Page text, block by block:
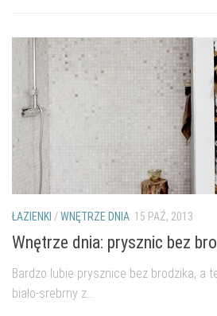
ŁAZIENKI /WNĘTRZE DNIA 15 PAŹ, 2013
Wnętrze dnia: prysznic bez
Bardzo lubie prysznice bez brodzika, a
biało-srebrny z...